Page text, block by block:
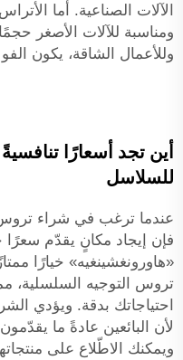
الآلات الصناعية. أما
ومناسبة للآلات الأصغر
وللأعمال الشاقة، يكون
أين تجد أسعارًا
للسلاسل
عندما ترغب في شراء تروس
فإن إيجاد مكانٍ يقدّم سعرًا
«هاورونغشينغيه» خيارًا
تروس التوجيه السلسلية،
احتياجاتك بدقة. ويؤدي
لأن البائعين عادةً ما
ويمكنك الاطّلاع على